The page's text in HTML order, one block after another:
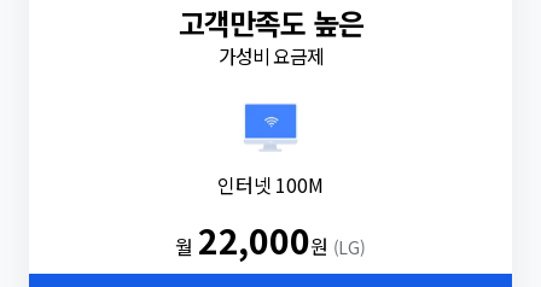
고객만족도 높은
가성비 요금제
인터넷 100M
월 22,000원 (LG)